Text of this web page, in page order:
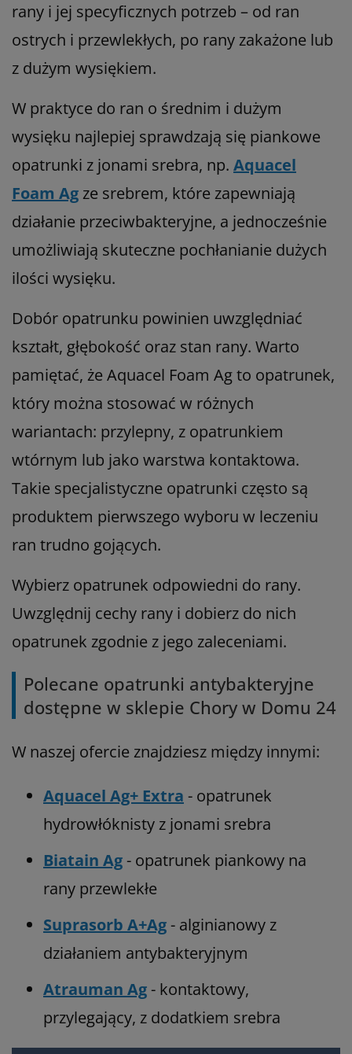
rany i jej specyficznych potrzeb – od ran
ostrych i przewlekłych, po rany zakażone lub
z dużym wysiękiem.
W praktyce do ran o średnim i dużym
wysięku najlepiej sprawdzają się piankowe
opatrunki z jonami srebra, np. Aquacel
Foam Agze srebrem, które zapewniają
działanie przeciwbakteryjne, a jednocześnie
umożliwiają skuteczne pochłanianie dużych
ilości wysięku.
Dobór opatrunku powinien uwzględniać
kształt, głębokość oraz stan rany. Warto
pamiętać, że Aquacel Foam Ag to opatrunek,
który można stosować w różnych
wariantach: przylepny, z opatrunkiem
wtórnym lub jako warstwa kontaktowa.
Takie specjalistyczne opatrunki często są
produktem pierwszego wyboru w leczeniu
ran trudno gojących.
Wybierz opatrunek odpowiedni do rany.
Uwzględnij cechy rany i dobierz do nich
opatrunek zgodnie z jego zaleceniami.
Polecane opatrunki antybakteryjne
dostępne w sklepie Chory w Domu 24
W naszej ofercie znajdziesz między innymi:
Aquacel Ag+ Extra - opatrunek
hydrowłóknisty z jonami srebra
Biatain Ag- opatrunek piankowy na
rany przewlekłe
Suprasorb A+Ag- alginianowy z
działaniem antybakteryjnym
Atrauman Ag- kontaktowy,
przylegający, z dodatkiem srebra